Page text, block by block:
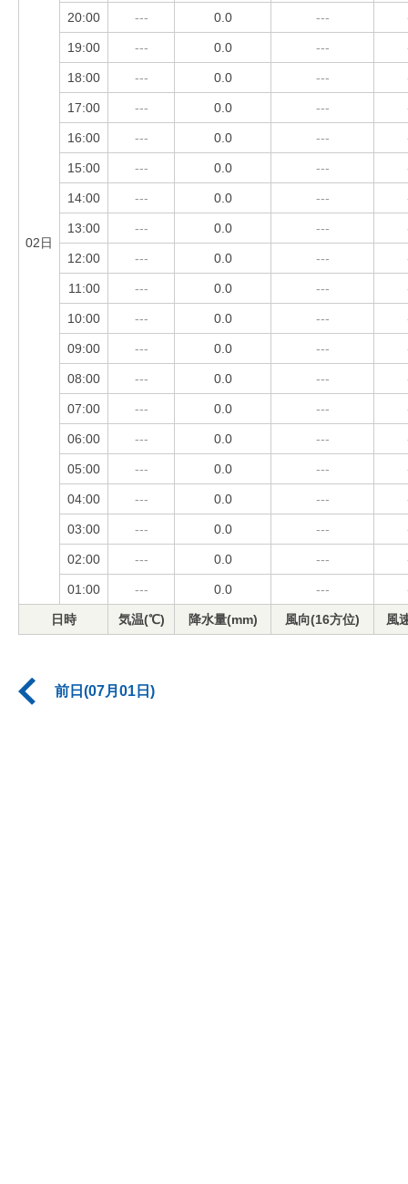
02日
20:00 --- 0.0 ---
19:00 --- 0.0 ---
18:00 --- 0.0 ---
17:00 --- 0.0 ---
16:00 --- 0.0 ---
15:00 --- 0.0 ---
14:00 --- 0.0 ---
13:00 --- 0.0 ---
12:00 --- 0.0 ---
11:00 --- 0.0 ---
10:00 --- 0.0 ---
09:00 --- 0.0 ---
08:00 --- 0.0 ---
07:00 --- 0.0 ---
06:00 --- 0.0 ---
05:00 --- 0.0 ---
04:00 --- 0.0 ---
03:00 --- 0.0 ---
02:00 --- 0.0 ---
01:00 --- 0.0 ---
日時 気温(℃) 降水量(mm) 風向(16方位) 風
前日(07月01日)